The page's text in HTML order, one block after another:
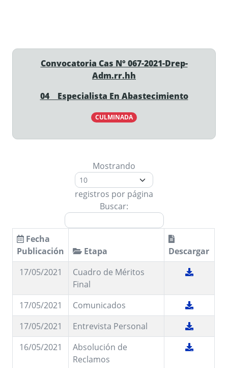
Convocatoria Cas N° 067-2021-Drep-
Adm.rr.hh
04 Especialista En Abastecimiento
CULMINADA
Mostrando
registros por página
Buscar:
Fecha
Publicación
Etapa
Descargar
17/05/2021
Cuadro de Méritos
Final
17/05/2021
Comunicados
17/05/2021
Entrevista Personal
16/05/2021
Absolución de
Reclamos